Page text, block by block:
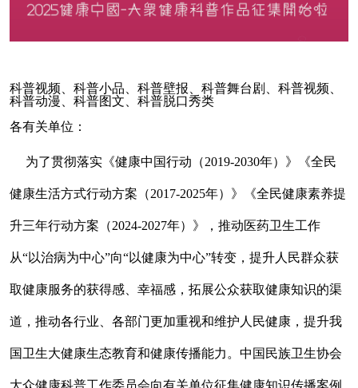
科普视频、科普小品、科普壁报、科普舞台剧、科普视频、
科普动漫、科普图文、科普脱口秀类
各有关单位：
为了贯彻落实《健康中国行动（2019-2030年）》《全民
健康生活方式行动方案（2017-2025年）》《全民健康素养提
升三年行动方案（2024-2027年）》，推动医药卫生工作
从“以治病为中心”向“以健康为中心”转变，提升人民群众获
取健康服务的获得感、幸福感，拓展公众获取健康知识的渠
道，推动各行业、各部门更加重视和维护人民健康，提升我
国卫生大健康生态教育和健康传播能力。中国民族卫生协会
大众健康科普工作委员会向有关单位征集健康知识传播案例